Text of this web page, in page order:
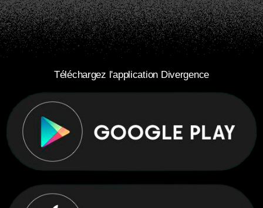
Téléchargez l'application Divergence